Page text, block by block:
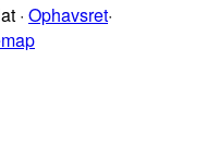
· Ophavsret·